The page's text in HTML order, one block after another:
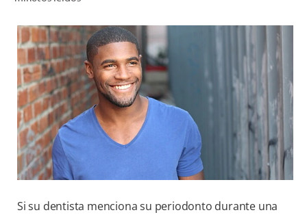
CORRESPONDENCIA DE PRODUCTOS
PARA PROFESIONALES
CL (ES)
SUSCRÍBASE
Si su dentista menciona su periodonto durante una